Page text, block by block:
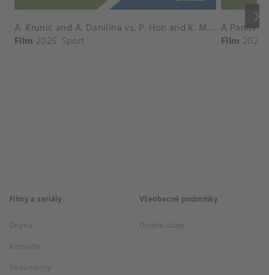
keyboard_arrow_right
A. Krunic and A. Danilina vs. P. Hon and K. Muchova Match Highlights - BEIJING_Capital Group Diamond ( October 02, 2025)
Film 2025 Sport Film 2026
Filmy a seriály
Drama
Komedie
Dokumenty
Všeobecné podmínky
Osobní údaje